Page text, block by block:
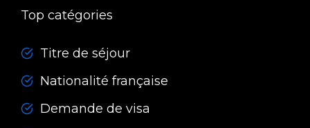
Top catégories
Titre de séjour
Nationalité française
Demande de visa